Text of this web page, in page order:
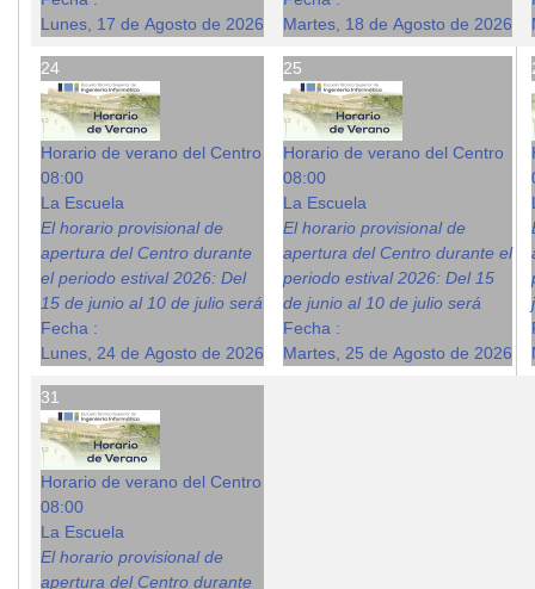
Lunes, 17 de Agosto de 2026
Martes, 18 de Agosto de 2026
24
Horario de verano del Centro
08:00
La Escuela
El horario provisional de
apertura del Centro durante
el periodo estival 2026: Del
15 de junio al 10 de julio será
Fecha :
Lunes, 24 de Agosto de 2026
25
Horario de verano del Centro
08:00
La Escuela
El horario provisional de
apertura del Centro durante el
periodo estival 2026: Del 15
de junio al 10 de julio será
Fecha :
Martes, 25 de Agosto de 2026
31
Horario de verano del Centro
08:00
La Escuela
El horario provisional de
apertura del Centro durante